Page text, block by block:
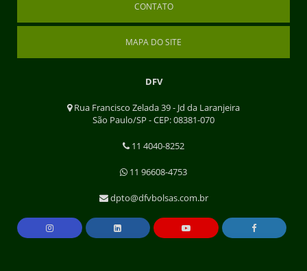
CONTATO
MAPA DO SITE
DFV
Rua Francisco Zelada 39 - Jd da Laranjeira
São Paulo/SP - CEP: 08381-070
11 4040-8252
11 96608-4753
dpto@dfvbolsas.com.br